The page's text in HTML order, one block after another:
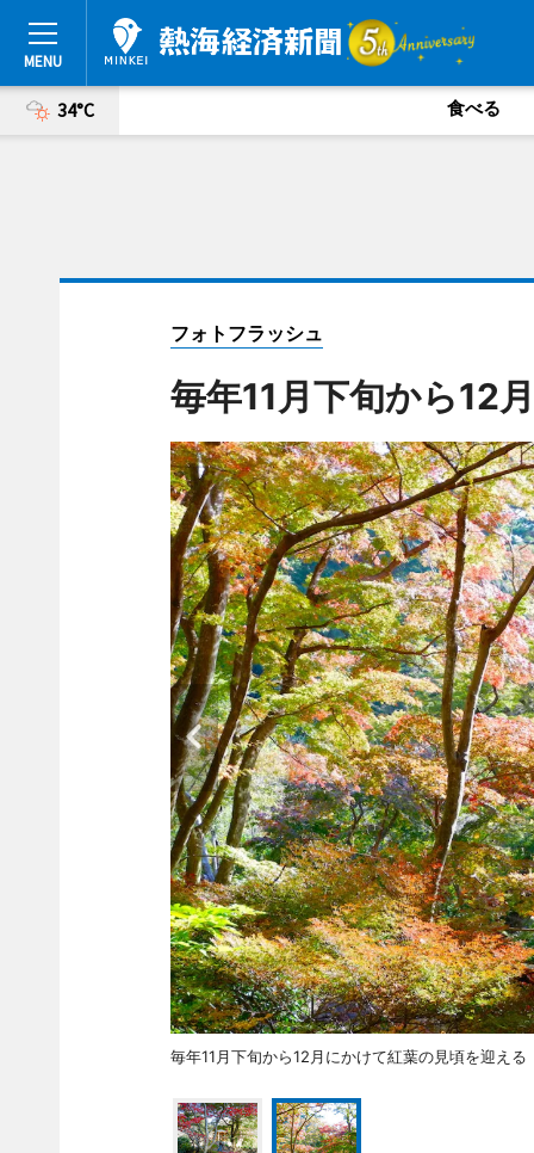
34°C 食べる
フォトフラッシュ
毎年11月下旬から12
毎年11月下旬から12月にかけて紅葉の見頃を迎える